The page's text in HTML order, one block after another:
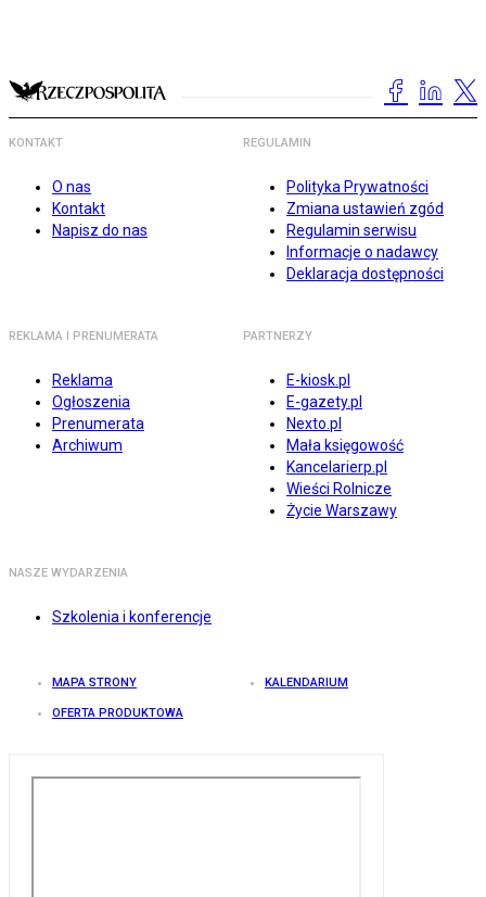
KONTAKT
O nas
Kontakt
Napisz do nas
REGULAMIN
Polityka Prywatności
Zmiana ustawień zgód
Regulamin serwisu
Informacje o nadawcy
Deklaracja dostępności
REKLAMA I PRENUMERATA
Reklama
Ogłoszenia
Prenumerata
Archiwum
PARTNERZY
E-kiosk.pl
E-gazety.pl
Nexto.pl
Mała księgowość
Kancelarierp.pl
Wieści Rolnicze
Życie Warszawy
NASZE WYDARZENIA
Szkolenia i konferencje
MAPA STRONY KALENDARIUM
OFERTA PRODUKTOWA